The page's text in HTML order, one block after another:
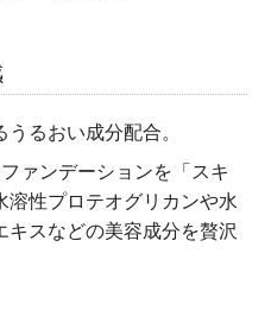
るおい成分配合。
ァンデーションを「スキ
溶性プロテオグリカンや水
スなどの美容成分を贅沢